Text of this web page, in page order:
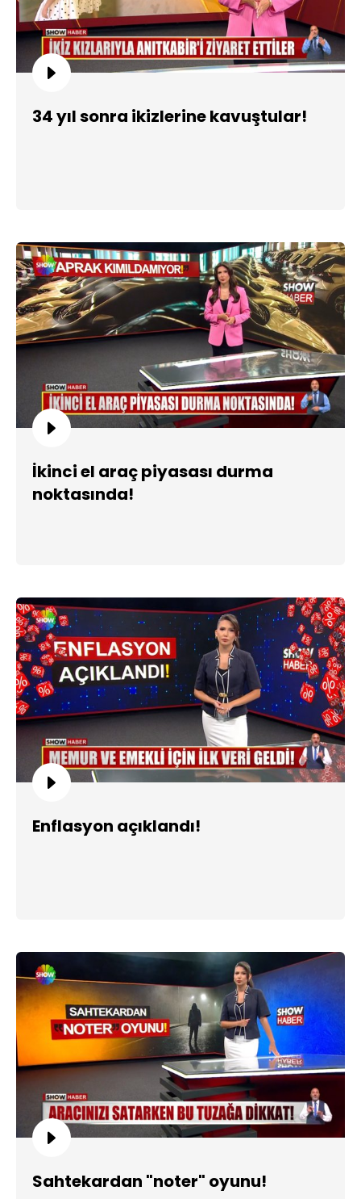
34 yıl sonra ikizlerine kavuştular!
İkinci el araç piyasası durma
noktasında!
Enflasyon açıklandı!
Sahtekardan "noter" oyunu!